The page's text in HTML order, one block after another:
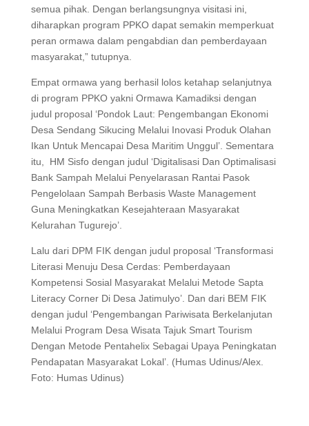
semua pihak. Dengan berlangsungnya visitasi ini,
diharapkan program PPKO dapat semakin memperkuat
peran ormawa dalam pengabdian dan pemberdayaan
masyarakat,” tutupnya.
Empat ormawa yang berhasil lolos ketahap selanjutnya
di program PPKO yakni Ormawa Kamadiksi dengan
judul proposal ‘Pondok Laut: Pengembangan Ekonomi
Desa Sendang Sikucing Melalui Inovasi Produk Olahan
Ikan Untuk Mencapai Desa Maritim Unggul’. Sementara
itu, HM Sisfo dengan judul ‘Digitalisasi Dan Optimalisasi
Bank Sampah Melalui Penyelarasan Rantai Pasok
Pengelolaan Sampah Berbasis Waste Management
Guna Meningkatkan Kesejahteraan Masyarakat
Kelurahan Tugurejo’.
Lalu dari DPM FIK dengan judul proposal ‘Transformasi
Literasi Menuju Desa Cerdas: Pemberdayaan
Kompetensi Sosial Masyarakat Melalui Metode Sapta
Literacy Corner Di Desa Jatimulyo’. Dan dari BEM FIK
dengan judul ‘Pengembangan Pariwisata Berkelanjutan
Melalui Program Desa Wisata Tajuk Smart Tourism
Dengan Metode Pentahelix Sebagai Upaya Peningkatan
Pendapatan Masyarakat Lokal’. (Humas Udinus/Alex.
Foto: Humas Udinus)